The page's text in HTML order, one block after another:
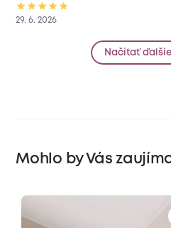
29. 6. 2026
Načítať
Mohlo by Vás